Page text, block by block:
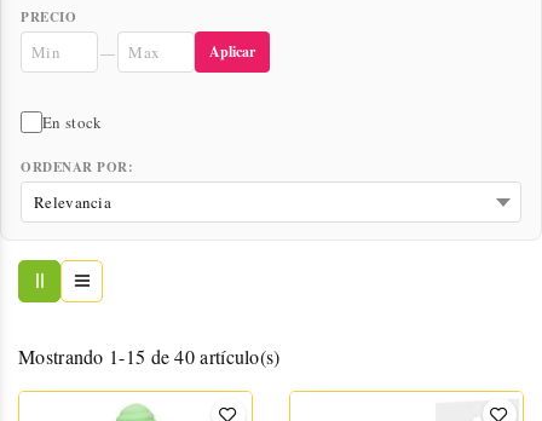
PRECIO
—
Aplicar
En stock
ORDENAR POR:
Mostrando 1-15 de 40 artículo(s)